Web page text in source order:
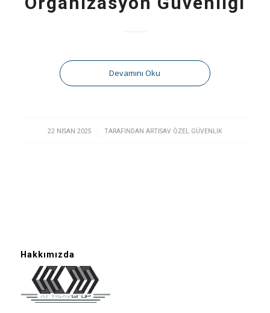
Devamını Oku
22 NISAN 2025
/ TARAFINDAN ARTISAV ÖZEL GÜVENLIK
Hakkımızda